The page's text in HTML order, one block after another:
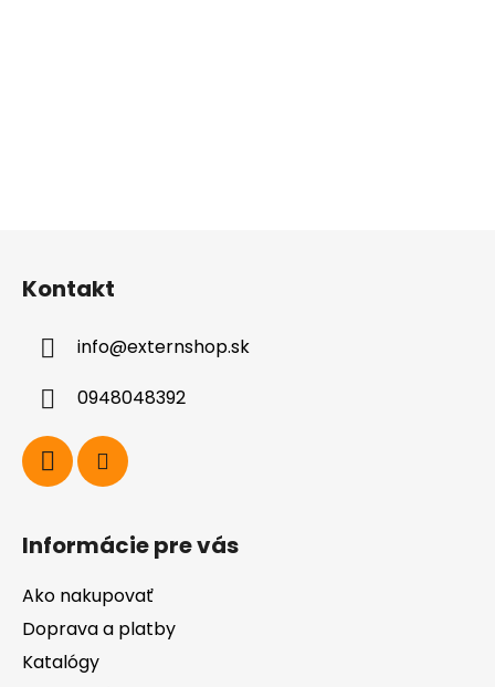
Kontakt
info@externshop.sk
0948048392
Informácie pre vás
Ako nakupovať
Doprava a platby
Katalógy